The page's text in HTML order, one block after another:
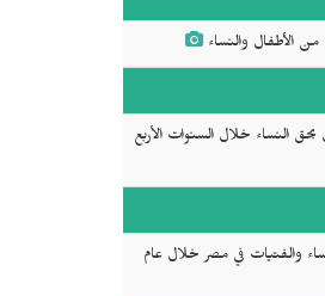
الأطفال والنساء
النساء خلال السنوات الأربع
والفتيات في مصر خلال عام